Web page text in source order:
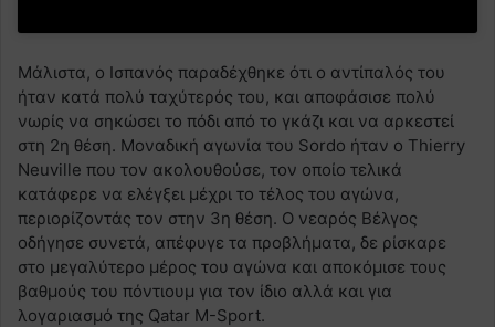
Μάλιστα, ο Ισπανός παραδέχθηκε ότι ο αντίπαλός του
ήταν κατά πολύ ταχύτερός του, και αποφάσισε πολύ
νωρίς να σηκώσει το πόδι από το γκάζι και να αρκεστεί
στη 2η θέση. Μοναδική αγωνία του Sordo ήταν o Thierry
Neuville που τον ακολουθούσε, τον οποίο τελικά
κατάφερε να ελέγξει μέχρι το τέλος του αγώνα,
περιορίζοντάς τον στην 3η θέση. Ο νεαρός Βέλγος
οδήγησε συνετά, απέφυγε τα προβλήματα, δε ρίσκαρε
στο μεγαλύτερο μέρος του αγώνα και αποκόμισε τους
βαθμούς του πόντιουμ για τον ίδιο αλλά και για
λογαριασμό της Qatar M-Sport.